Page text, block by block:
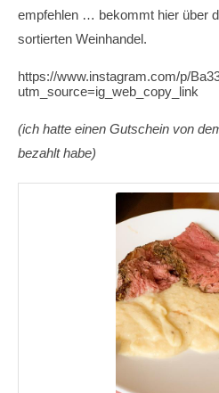
empfehlen … bekommt hier über
sortierten Weinhandel.
https://www.instagram.com/p/
utm_source=ig_web_copy_link
(ich hatte einen Gutschein von
bezahlt habe)